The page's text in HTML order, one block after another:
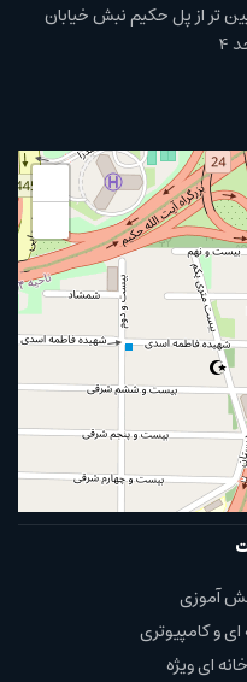
تر از پل حکیم نبش خیابان
4
آموزی
و کامپیوتری
ای ویژه